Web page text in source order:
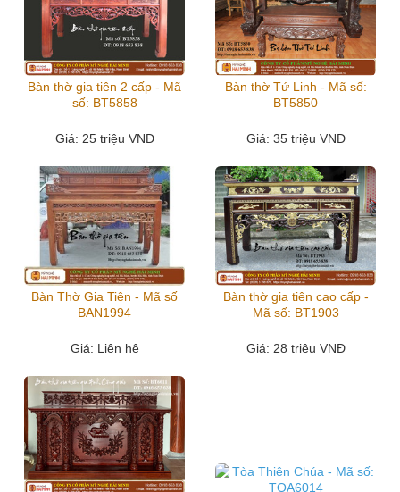
Bàn thờ gia tiên 2 cấp - Mã
số: BT5858
Giá: 25 triệu VNĐ
Bàn thờ Tứ Linh - Mã số:
BT5850
Giá: 35 triệu VNĐ
Bàn Thờ Gia Tiên - Mã số
BAN1994
Giá: Liên hệ
Bàn thờ gia tiên cao cấp -
Mã số: BT1903
Giá: 28 triệu VNĐ